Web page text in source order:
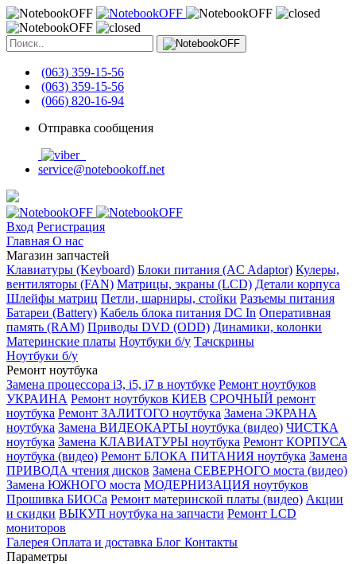
(063) 359-15-56
(063) 359-15-56
(066) 820-16-94
Отправка сообщения
service@notebookoff.net
Вход Регистрация
Главная О нас
Магазин запчастей
Клавиатуры (Keyboard) Блоки питания (AC Adaptor) Кулеры,
вентиляторы (FAN) Матрицы, экраны (LCD) Детали корпуса
Шлейфы матриц Петли, шарниры, стойки Разъемы питания
Батареи (Battery) Кабель блока питания DC In Оперативная
память (RAM) Приводы DVD (ODD) Динамики, колонки
Материнские платы Ноутбуки б/у Тачскрины
Ноутбуки б/у
Ремонт ноутбука
Замена процессора i3, i5, i7 в ноутбуке Ремонт ноутбуков
УКРАИНА Ремонт ноутбуков КИЕВ СРОЧНЫЙ ремонт
ноутбука Ремонт ЗАЛИТОГО ноутбука Замена ЭКРАНА
ноутбука Замена ВИДЕОКАРТЫ ноутбука (видео) ЧИСТКА
ноутбука Замена КЛАВИАТУРЫ ноутбука Ремонт КОРПУСА
ноутбука (видео) Ремонт БЛОКА ПИТАНИЯ ноутбука Замена
ПРИВОДА чтения дисков Замена СЕВЕРНОГО моста (видео)
Замена ЮЖНОГО моста МОДЕРНИЗАЦИЯ ноутбуков
Прошивка БИОСа Ремонт материнской платы (видео) Акции
и скидки ВЫКУП ноутбука на запчасти Ремонт LCD
мониторов
Галерея Оплата и доставка Блог Контакты
Параметры